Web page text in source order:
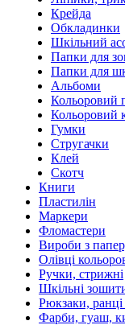
Крейда
Обкладинки
Шкільний
Папки для
Папки для
Альбоми
Кольоровий
Кольоровий
Гумки
Стругачки
Клей
Скотч
Книги
Пластилін
Маркери
Фломастери
Вироби з
Олівці
Ручки, стрижні
Шкільні
Рюкзаки,
Фарби, гуаш,